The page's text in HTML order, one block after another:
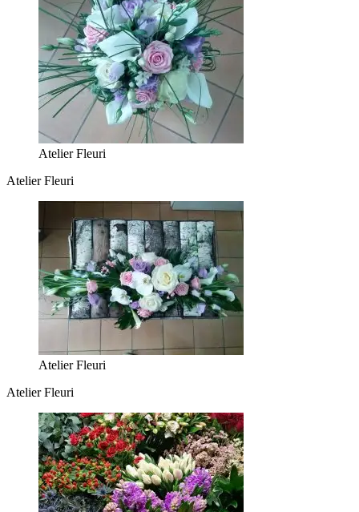
Atelier Fleuri
Atelier Fleuri
Atelier Fleuri
Atelier Fleuri